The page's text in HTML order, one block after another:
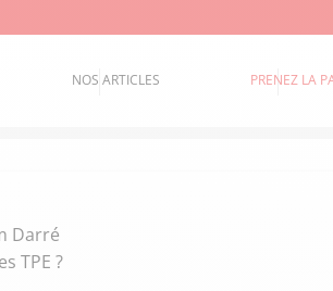
NOS ARTICLES PRENEZ LA
Darré
TPE ?